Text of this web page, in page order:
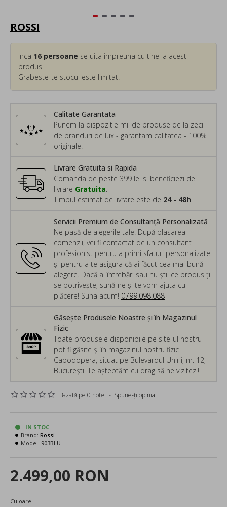
ROSSI
Calitate Garantata
Punem la dispozitie mii de produse de la zeci
de branduri de lux - garantam calitatea - 100%
originale.
Inca 16 persoane se uita impreuna cu tine la acest
produs.
Grabeste-te stocul este limitat!
Servicii Premium de Consultanță Personalizată
Ne pasă de alegerile tale! După plasarea
comenzii, vei fi contactat de un consultant
profesionist pentru a primi sfaturi personalizate
și pentru a te asigura că ai făcut cea mai bună
alegere. Dacă ai întrebări sau nu știi ce produs ți
se potrivește, sună-ne și te vom ajuta cu
plăcere! Suna acum! 0799.098.088
Livrare Gratuita si Rapida
Comanda de peste 399 lei si beneficiezi de
livrare Gratuita
Timpul estimat de livrare este de 24 - 48h
Găsește Produsele Noastre și în Magazinul
Fizic
Toate produsele disponibile pe site-ul nostru
pot fi găsite și în magazinul nostru fizic
Capodopera, situat pe Bulevardul Unirii, nr. 12,
București. Te așteptăm cu drag să ne vizitezi!
Bazată pe 0 note. - Spune-ţi opinia
2.499,00 RON
IN STOC
Brand: Rossi
Model: 903BLU
Culoare